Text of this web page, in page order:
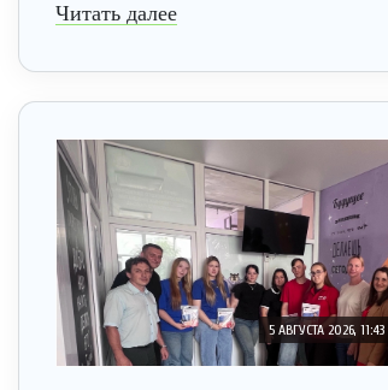
Читать далее
5 АВГУСТА 2026, 11:43